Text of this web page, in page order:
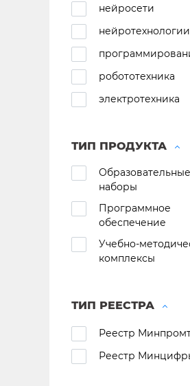
нейросети
нейротехнологии
робототехника
электротехника
ТИП ПРОДУКТА
Образовательные
наборы
Программное
обеспечение
Учебно-
комплексы
ТИП РЕЕСТРА
Реестр
Реестр